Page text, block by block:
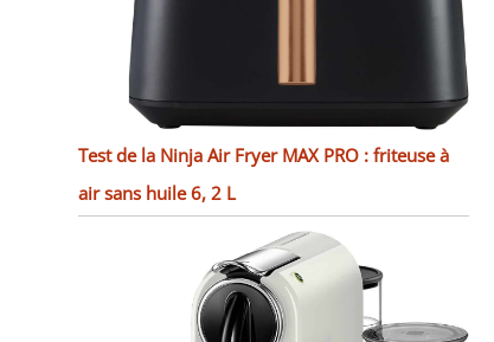
Test de la Ninja Air Fryer MAX PRO : friteuse à
air sans huile 6, 2 L